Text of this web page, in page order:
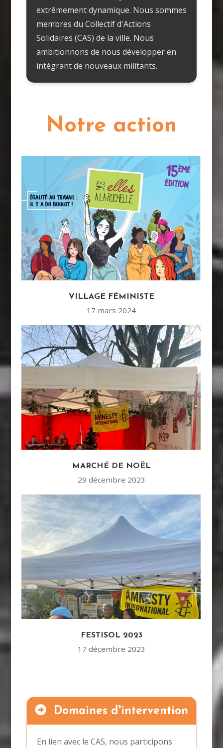
extrêmement dynamique. Nous sommes
membres du Collectif d'Actions
Solidaires (CAS) de la ville. Nous
ambitionnons de nous développer en
intégrant de nouveaux militants.
Notre action
VILLAGE FÉMINISTE
17 mars 2024
MARCHÉ DE NOËL
29 décembre 2023
FESTISOL 2023
17 décembre 2023
Domaines d'intervention
En lien avec le CAS, nous participons :